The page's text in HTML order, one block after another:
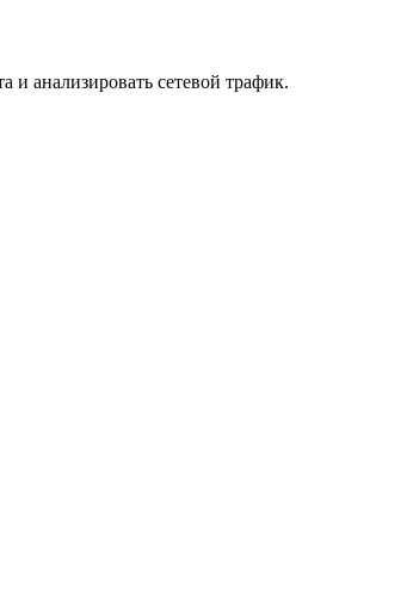
анализировать сетевой трафик.